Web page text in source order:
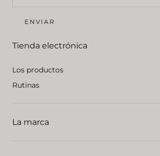
ENVIAR
Tienda electrónica
Los productos
Rutinas
La marca